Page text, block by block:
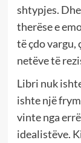
shtypjes.
therëse e
të çdo vargu,
netëve të
Libri nuk
ishte një
vinte nga
idealistëve.